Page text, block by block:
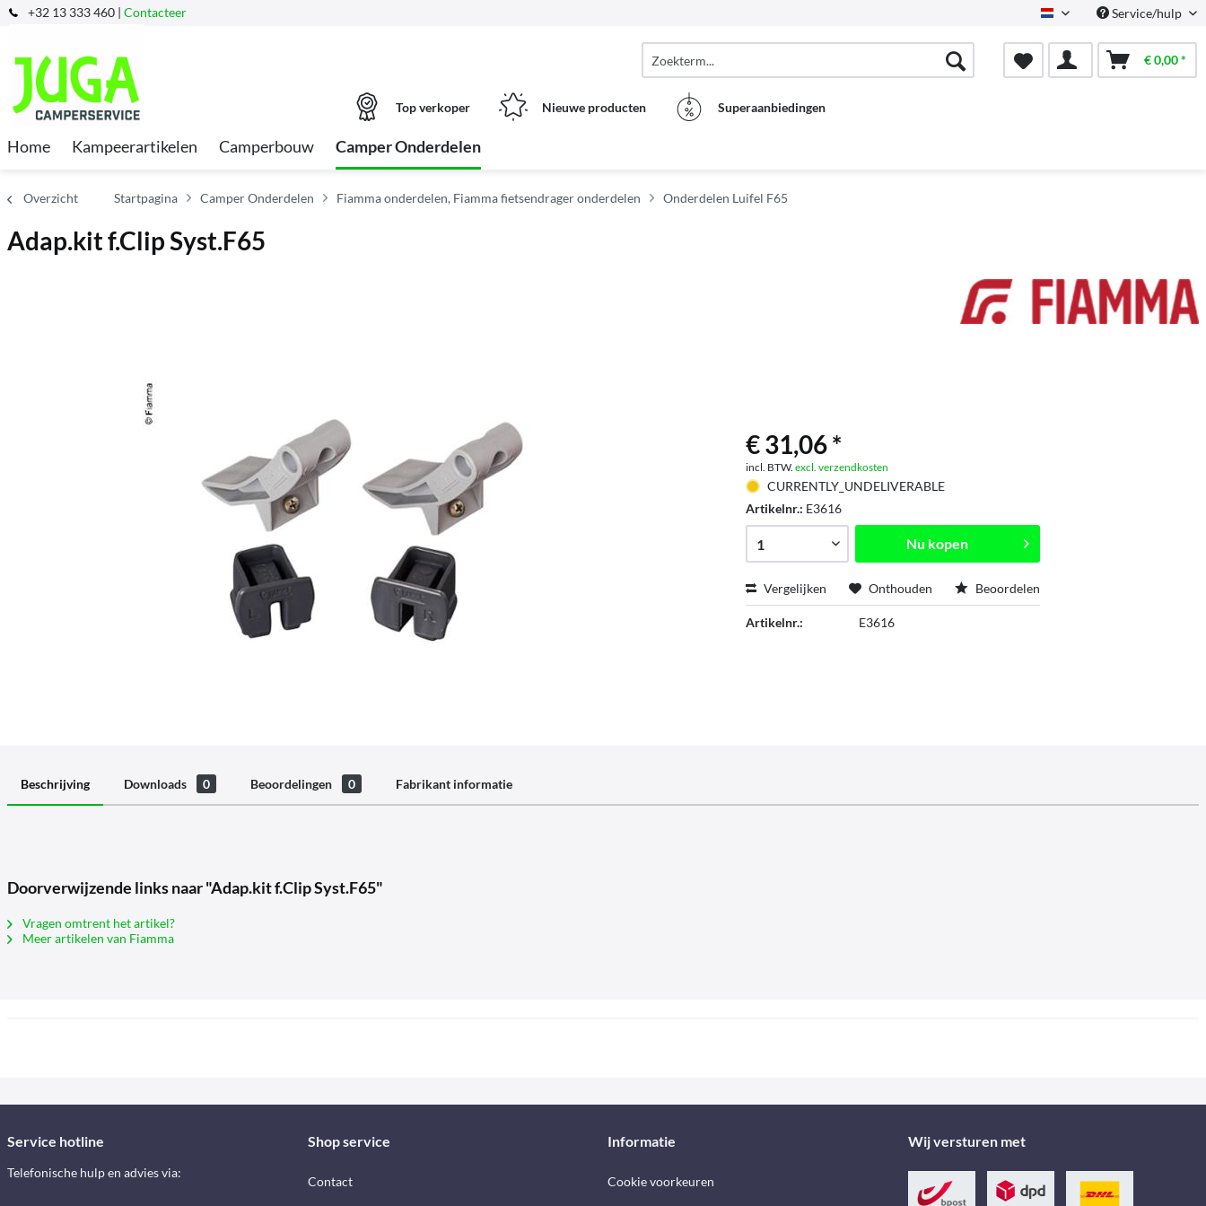
+32 13 333 460 | Contacteer Dutch Service/hulp
€ 0,00 *
Top verkoper Nieuwe producten Superaanbiedingen
Home Kampeerartikelen Camperbouw Camper Onderdelen
Overzicht Startpagina Camper Onderdelen Fiamma onderdelen, Fiamma fietsendrager onderdelen Onderdelen Luifel F65
Adap.kit f.Clip Syst.F65
€ 31,06 *
incl. BTW.excl. verzendkosten
CURRENTLY_UNDELIVERABLE
Artikelnr.: E3616
Nu kopen
Vergelijken Onthouden Beoordelen
Artikelnr.: E3616
Beschrijving Downloads 0 Beoordelingen 0 Fabrikant informatie
Doorverwijzende links naar "Adap.kit f.Clip Syst.F65"
Vragen omtrent het artikel?
Meer artikelen van Fiamma
Service hotline
Telefonische hulp en advies via:
Shop service
Contact
Informatie
Cookie voorkeuren
Wij versturen met